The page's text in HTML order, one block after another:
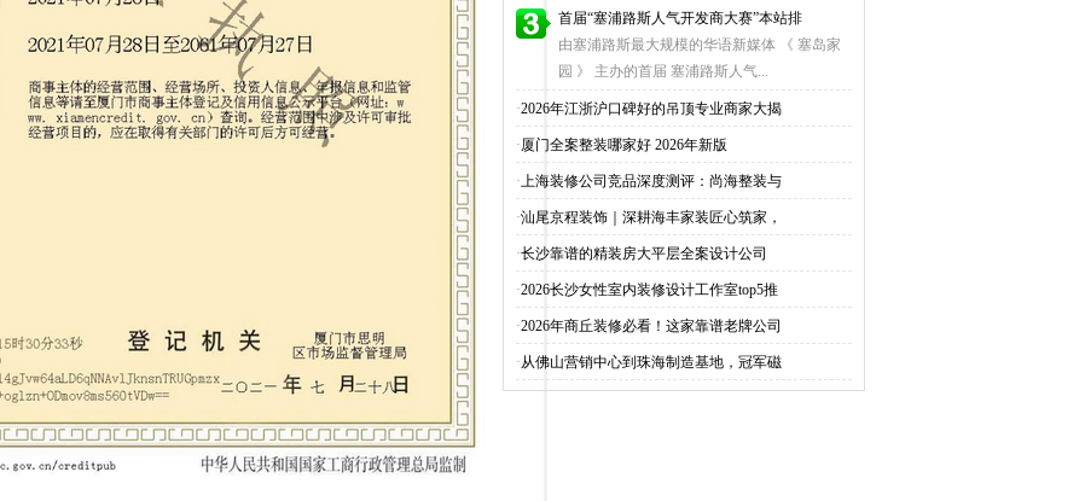
首届“塞浦路斯人气开发商大赛”本站排
由塞浦路斯最大规模的华语新媒体 《 塞岛家
园 》 主办的首届 塞浦路斯人气...
·2026年江浙沪口碑好的吊顶专业商家大揭
·厦门全案整装哪家好 2026年新版
·上海装修公司竞品深度测评：尚海整装与
·汕尾京程装饰｜深耕海丰家装匠心筑家，
·长沙靠谱的精装房大平层全案设计公司
·2026长沙女性室内装修设计工作室top5推
·2026年商丘装修必看！这家靠谱老牌公司
·从佛山营销中心到珠海制造基地，冠军磁